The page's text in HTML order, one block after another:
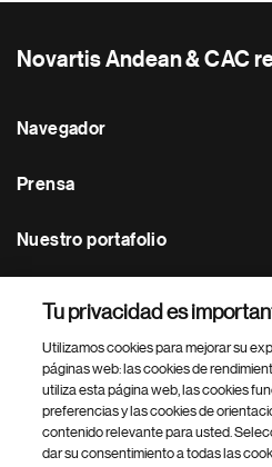
Novartis Andean & CAC
Navegador
Prensa
Nuestro portafolio
Footer Site Search
Tu privacidad es
Utilizamos cookies para mejorar su
páginas web: las cookies de
utiliza esta página web, las cookies
preferencias y las cookies de
contenido relevante para usted.
dar su consentimiento a todas las